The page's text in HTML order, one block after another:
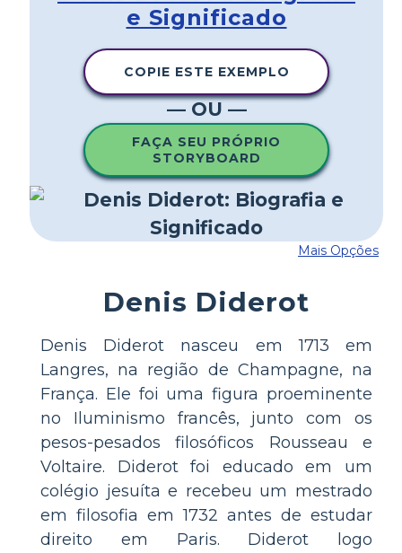
e Significado
COPIE ESTE EXEMPLO
— OU —
FAÇA SEU PRÓPRIO
STORYBOARD
Mais Opções
Denis Diderot
Denis Diderot nasceu em 1713 em
Langres, na região de Champagne, na
França. Ele foi uma figura proeminente
no Iluminismo francês, junto com os
pesos-pesados filosóficos Rousseau e
Voltaire. Diderot foi educado em um
colégio jesuíta e recebeu um mestrado
em filosofia em 1732 antes de estudar
direito em Paris. Diderot logo